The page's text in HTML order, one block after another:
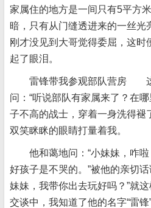
家属住的地方是一间只有5平方
暗，只有从门缝透进来的一丝光
刚才没见到大哥觉得委屈，这
起了眼泪。
雷锋带我参观部队营房 这
问：“听说部队有家属来了？在
子不高的战士，穿着一身洗得褪
双笑眯眯的眼睛打量着我。
他和蔼地问：“小妹妹，咋
好孩子是不哭的。”被他的亲切
妹妹，我带你出去玩好吗？”
交谈中，我知道了他的名字“雷锋”